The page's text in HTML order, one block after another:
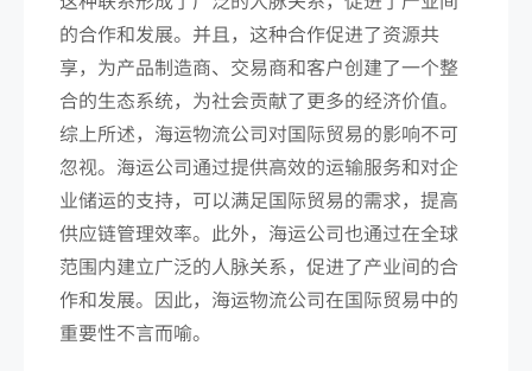
的合作和发展。并且，这种合作促进了资源共
享，为产品制造商、交易商和客户创建了一个整
合的生态系统，为社会贡献了更多的经济价值。
综上所述，海运物流公司对国际贸易的影响不可
忽视。海运公司通过提供高效的运输服务和对企
业储运的支持，可以满足国际贸易的需求，提高
供应链管理效率。此外，海运公司也通过在全球
范围内建立广泛的人脉关系，促进了产业间的合
作和发展。因此，海运物流公司在国际贸易中的
重要性不言而喻。